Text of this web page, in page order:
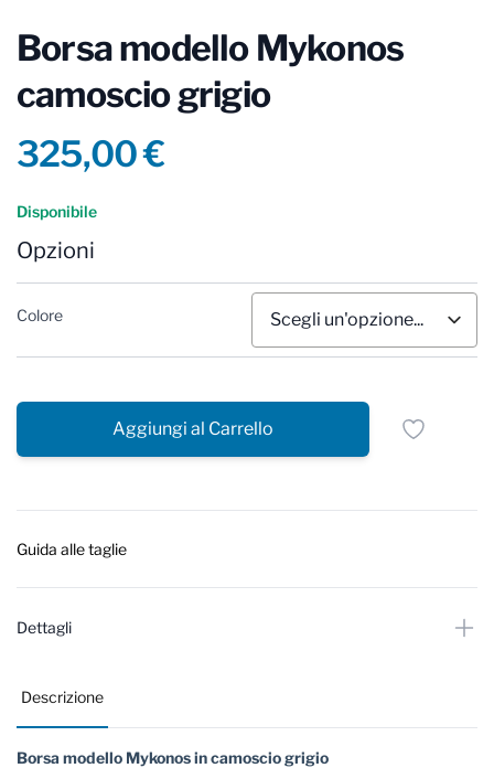
Borsa modello Mykonos
camoscio grigio
Product information
325,00 €
Reviews
Disponibile
Opzioni
Colore
Aggiungi al Carrello
Guida alle taglie
Dettagli
Descrizione
Borsa modello Mykonos in camoscio grigio